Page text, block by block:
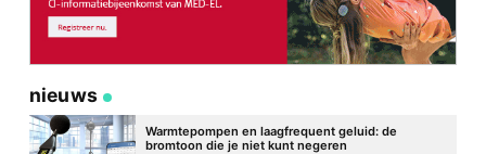
nieuws
Warmtepompen en laagfrequent geluid: de
bromtoon die je niet kunt negeren